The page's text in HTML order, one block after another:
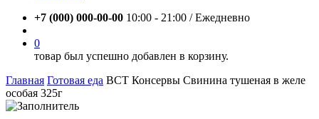
+7 (000) 000-00-00 10:00 - 21:00 / Eжедневно
0
товар был успешно добавлен в корзину.
Главная Готовая еда ВСТ Консервы Свинина тушеная в желе
особая 325г